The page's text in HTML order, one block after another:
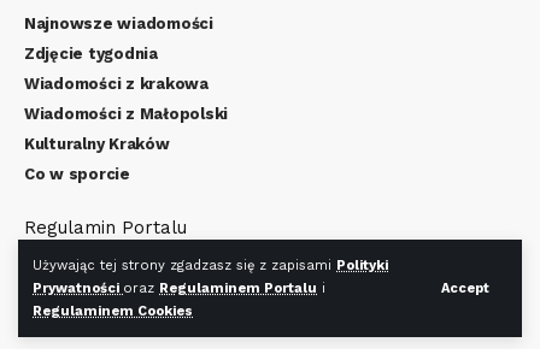
Używając tej strony zgadzasz się z zapisami Polityki
Prywatności oraz Regulaminem Portalu i
Regulaminem Cookies
Accept
Najnowsze wiadomości
Zdjęcie tygodnia
Wiadomości z krakowa
Wiadomości z Małopolski
Kulturalny Kraków
Co w sporcie
Regulamin Portalu
Polityka Prywatności
Regulamin Cookies